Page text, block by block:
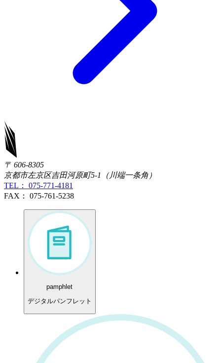
〒 606-8305
京都市左京区吉田河原町5-1（川端一条角）
TEL： 075-771-4181
FAX： 075-761-5238
pamphlet
デジタルパンフレット